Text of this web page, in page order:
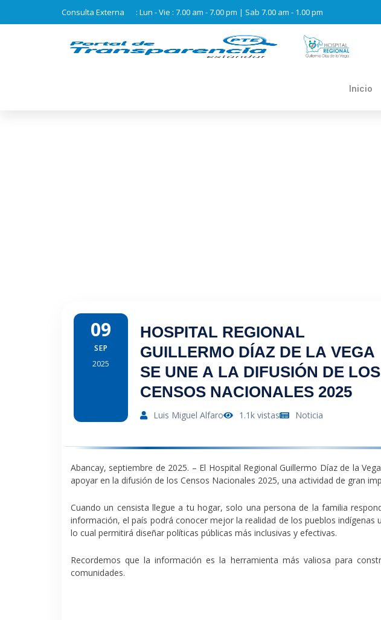
Consulta Externa : Lun - Vie : 7.00 am - 7.00 pm | Sab 7.00 am - 1.00 pm
Inicio
09
SEP
2025
HOSPITAL REGIONAL
GUILLERMO DÍAZ DE LA VEGA
SE UNE A LA DIFUSIÓN DE LOS
CENSOS NACIONALES 2025
Luis Miguel Alfaro 1.1k vistas Noticia
Abancay, septiembre de 2025. – El Hospital Regional Guillermo Díaz de la
apoyar en la difusión de los Censos Nacionales 2025, una actividad de gran
Cuando un censista llegue a tu hogar, solo una persona de la familia
información, el país podrá conocer mejor la realidad de los pueblos
lo cual permitirá diseñar políticas públicas más inclusivas y efectivas.
Recordemos quela información es la herramienta más valiosa para
comunidades.